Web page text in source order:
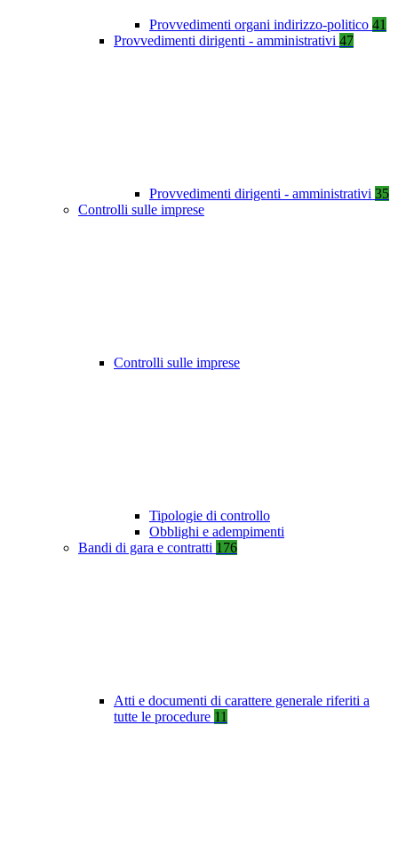
Provvedimenti organi indirizzo-politico 41
Provvedimenti dirigenti - amministrativi 47
Provvedimenti dirigenti - amministrativi 35
Controlli sulle imprese
Controlli sulle imprese
Tipologie di controllo
Obblighi e adempimenti
Bandi di gara e contratti 176
Atti e documenti di carattere generale riferiti a
tutte le procedure 11